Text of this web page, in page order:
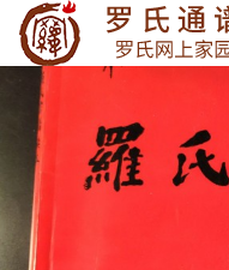
SKIP TO CONTENT